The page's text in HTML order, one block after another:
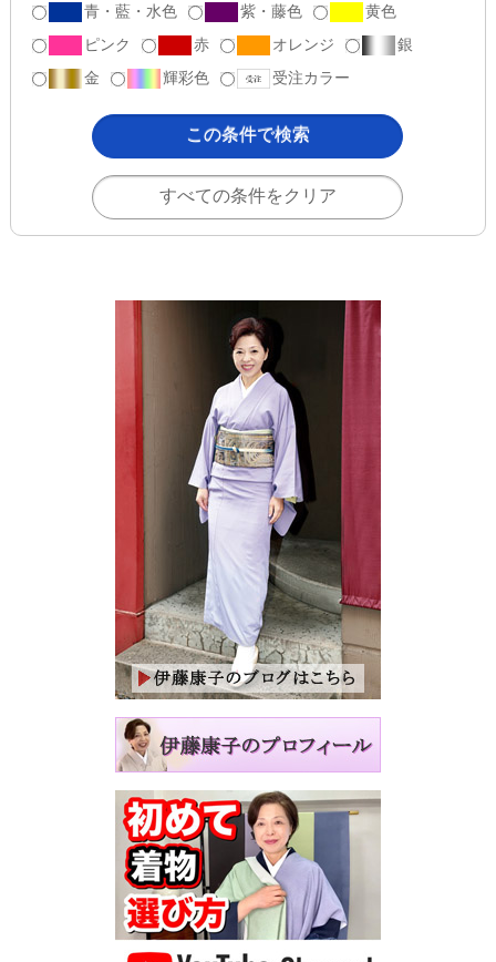
青・藍・水色
紫・藤色
黄色
ピンク
赤 オレンジ
銀
金
輝彩色 受注カラー